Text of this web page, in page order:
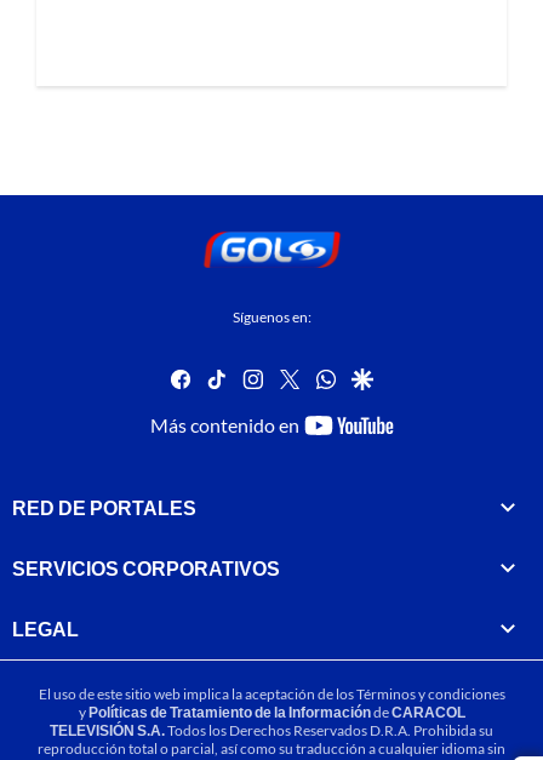
Síguenos en:
facebook
tiktok instagram
twitterwhatsapp
google
Más contenido en
youtube-
RED DE PORTALES
SERVICIOS CORPORATIVOS
LEGAL
El uso de este sitio web implica la aceptación de losTérminos y condiciones
yPolíticas de Tratamiento de la InformacióndeCARACOL
TELEVISIÓN S.A.Todos los Derechos Reservados D.R.A. Prohibida su
reproducción total o parcial, así como su traducción a cualquier idioma sin